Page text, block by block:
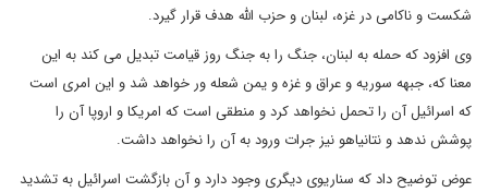
شکست و ناکامی در غزه، لبنان و حزب الله هدف قرار گیرد.
وی افزود که حمله به لبنان، جنگ را به جنگ روز قیامت تبدیل می کند به این
معنا که، جبهه سوریه و عراق و غزه و یمن شعله ور خواهد شد و این امری است
که اسرائیل آن را تحمل نخواهد کرد و منطقی است که امریکا و اروپا آن را
پوشش ندهد و نتانیاهو نیز جرات ورود به آن را نخواهد داشت.
عوض توضیح داد که سناریوی دیگری وجود دارد و آن بازگشت اسرائیل به تشدید